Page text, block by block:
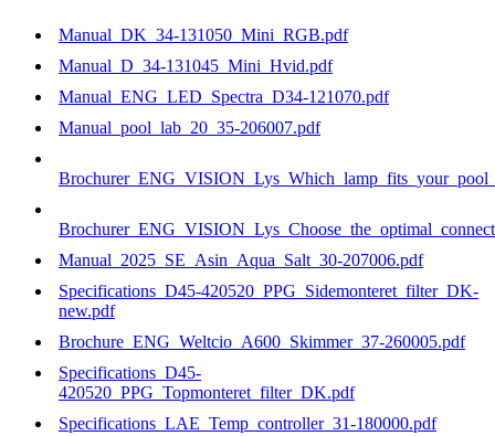
Manual_DK_34-131050_Mini_RGB.pdf
Manual_D_34-131045_Mini_Hvid.pdf
Manual_ENG_LED_Spectra_D34-121070.pdf
Manual_pool_lab_20_35-206007.pdf
Manual_2025_SE_Asin_Aqua_Salt_30-207006.pdf
Specifications_D45-420520_PPG_Sidemonteret_filter_DK-
new.pdf
Brochure_ENG_Weltcio_A600_Skimmer_37-260005.pdf
Specifications_D45-
420520_PPG_Topmonteret_filter_DK.pdf
Specifications_LAE_Temp_controller_31-180000.pdf